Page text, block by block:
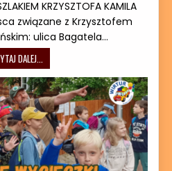
KRZYSZTOFA KAMILA
związane z Krzysztofem
ulica Bagatela…
DALEJ...